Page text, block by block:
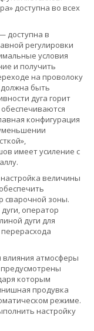
доступна во всех
доступна в
регулировки
условия
и получить
на проволоку
быть
дуга горит
конфигурация
имеет усиление с
величины
сварочной зоны.
оператор
дуги для
атмосферы
которым
продувка
режиме.
настройку